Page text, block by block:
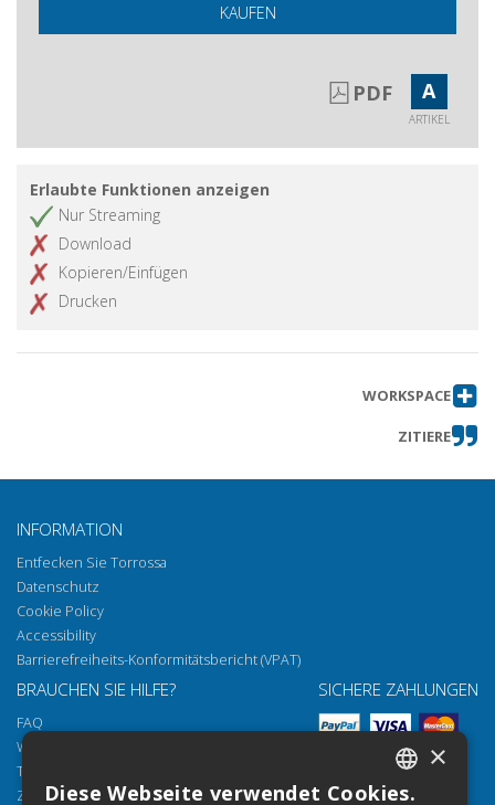
KAUFEN
PDF A
ARTIKEL
Erlaubte Funktionen anzeigen
Nur Streaming
Download
Kopieren/Einfügen
Drucken
WORKSPACE
ZITIERE
INFORMATION
Entfecken Sie Torrossa
Datenschutz
Cookie Policy
Accessibility
Barrierefreiheits-Konformitätsbericht (VPAT)
BRAUCHEN SIE HILFE?
FAQ
Wie öffnen Sie unsere Dokumente
Torrossa Reader
Zugriffsmöglichkeiten
SICHERE ZAHLUNGEN
ITALIAN
×
Diese Webseite verwendet Cookies.